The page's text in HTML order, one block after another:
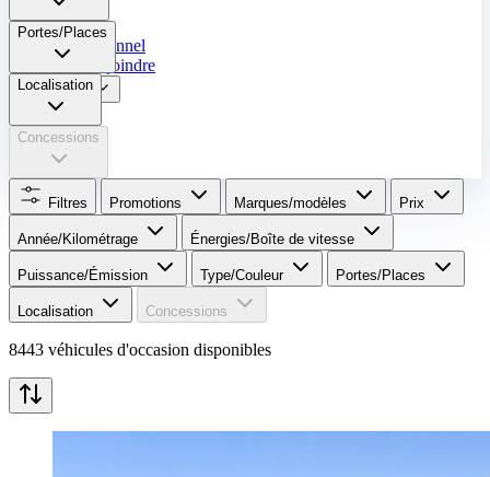
Reprise
Professionnel
Nous rejoindre
Plus
Portes/Places
Localisation
Concessions
Filtres Promotions Marques/modèles Prix
Année/Kilométrage Énergies/Boîte de vitesse​
Puissance/Émission Type/Couleur Portes/Places
Localisation Concessions
8443 véhicules d'occasion disponibles